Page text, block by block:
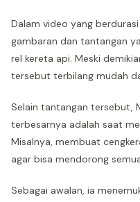
Dalam video yang
gambaran dan tantangan
rel kereta api. Meski
tersebut terbilang mudah
Selain tantangan tersebut,
terbesarnya adalah saat
Misalnya, membuat
agar bisa mendorong
Sebagai awalan, ia